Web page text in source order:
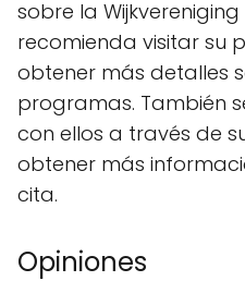
sobre la
recomienda visitar su
obtener más detalles
programas. También
con ellos a través de
obtener más
cita.
Opiniones